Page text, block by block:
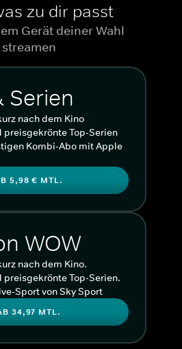
zu dir passt
Gerät deiner Wahl
streamen
Serien
nach dem Kino
preisgekrönte Top-Serien
Kombi-Abo mit Apple
5,98 € MTL.
WOW
nach dem Kino.
preisgekrönte Top-Serien.
Sport von Sky Sport
34,97 MTL.